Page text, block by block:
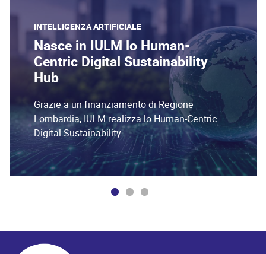
INTELLIGENZA ARTIFICIALE
Nasce in IULM lo Human-
Centric Digital Sustainability
Hub
Grazie a un finanziamento di Regione
Lombardia, IULM realizza lo Human-Centric
Digital Sustainability ...